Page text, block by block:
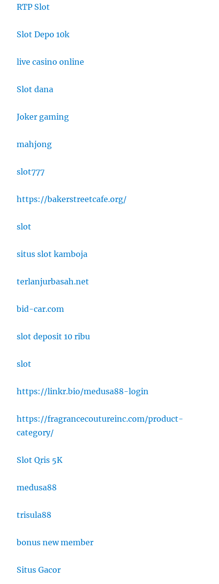
RTP Slot
Slot Depo 10k
live casino online
Slot dana
Joker gaming
mahjong
slot777
https://bakerstreetcafe.org/
slot
situs slot kamboja
terlanjurbasah.net
bid-car.com
slot deposit 10 ribu
slot
https://linkr.bio/medusa88-login
https://fragrancecoutureinc.com/product-
category/
Slot Qris 5K
medusa88
trisula88
bonus new member
Situs Gacor